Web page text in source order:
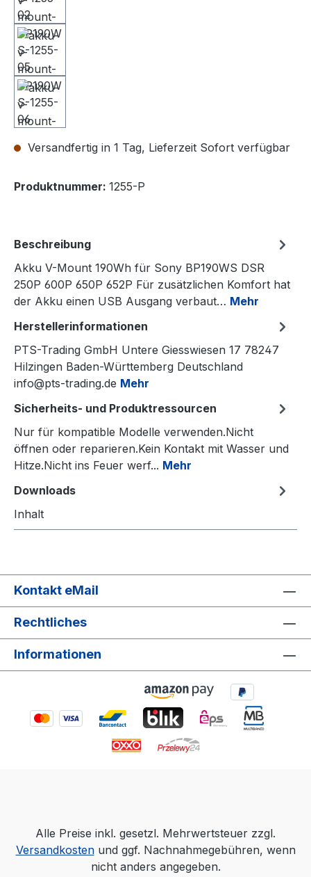
Versandfertig in 1 Tag, Lieferzeit Sofort verfügbar
Produktnummer: 1255-P
Beschreibung
Akku V-Mount 190Wh für Sony BP190WS DSR
250P 600P 650P 652P Für zusätzlichen Komfort hat
der Akku einen USB Ausgang verbaut… Mehr
Herstellerinformationen
PTS-Trading GmbH Untere Giesswiesen 17 78247
Hilzingen Baden-Württemberg Deutschland
info@pts-trading.de Mehr
Sicherheits- und Produktressourcen
Nur für kompatible Modelle verwenden.Nicht
öffnen oder reparieren.Kein Kontakt mit Wasser und
Hitze.Nicht ins Feuer werf... Mehr
Downloads
Inhalt
Kontakt eMail
Rechtliches
Informationen
Alle Preise inkl. gesetzl. Mehrwertsteuer zzgl.
Versandkostenund ggf. Nachnahmegebühren, wenn
nicht anders angegeben.